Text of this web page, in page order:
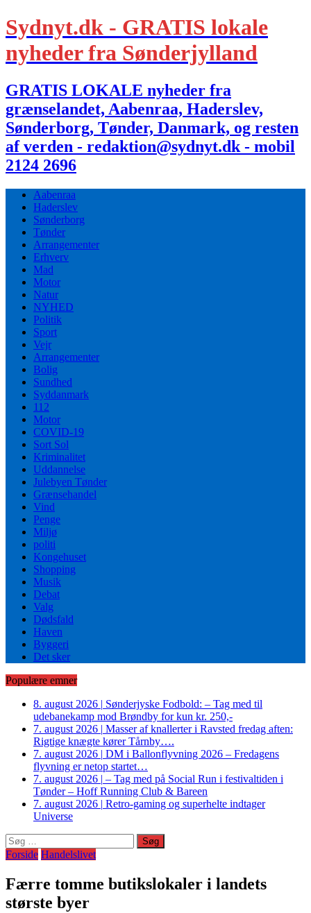
Sydnyt.dk - GRATIS lokale
nyheder fra Sønderjylland
GRATIS LOKALE nyheder fra
grænselandet, Aabenraa, Haderslev,
Sønderborg, Tønder, Danmark, og resten
af verden - redaktion@sydnyt.dk - mobil
2124 2696
Aabenraa
Haderslev
Sønderborg
Tønder
Arrangementer
Erhverv
Mad
Motor
Natur
NYHED
Politik
Sport
Vejr
Arrangementer
Bolig
Sundhed
Syddanmark
112
Motor
COVID-19
Sort Sol
Kriminalitet
Uddannelse
Julebyen Tønder
Grænsehandel
Vind
Penge
Miljø
politi
Kongehuset
Shopping
Musik
Debat
Valg
Dødsfald
Haven
Byggeri
Det sker
Populære emner
8. august 2026 | Sønderjyske Fodbold: – Tag med til
udebanekamp mod Brøndby for kun kr. 250,-
7. august 2026 | Masser af knallerter i Ravsted fredag aften:
Rigtige knægte kører Tårnby….
7. august 2026 | DM i Ballonflyvning 2026 – Fredagens
flyvning er netop startet…
7. august 2026 | – Tag med på Social Run i festivaltiden i
Tønder – Hoff Running Club & Bareen
7. august 2026 | Retro-gaming og superhelte indtager
Universe
Søg
efter:
Forside Handelslivet
Færre tomme butikslokaler i landets
største byer